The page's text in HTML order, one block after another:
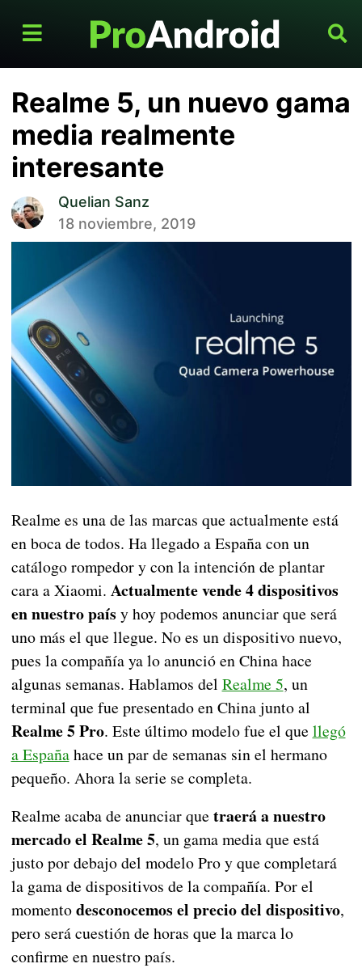
Realme 5, un nuevo gama
media realmente
interesante
Quelian Sanz
18 noviembre, 2019
Realme es una de las marcas que actualmente está
en boca de todos. Ha llegado a España con un
catálogo rompedor y con la intención de plantar
cara a Xiaomi. Actualmente vende 4 dispositivos
en nuestro país y hoy podemos anunciar que será
uno más el que llegue. No es un dispositivo nuevo,
pues la compañía ya lo anunció en China hace
algunas semanas. Hablamos del Realme 5, un
terminal que fue presentado en China junto al
Realme 5 Pro. Este último modelo fue el que llegó
a Españahace un par de semanas sin el hermano
pequeño. Ahora la serie se completa.
Realme acaba de anunciar que traerá a nuestro
mercado el Realme 5, un gama media que está
justo por debajo del modelo Pro y que completará
la gama de dispositivos de la compañía. Por el
momentodesconocemos el precio del dispositivo,
pero será cuestión de horas que la marca lo
confirme en nuestro país.